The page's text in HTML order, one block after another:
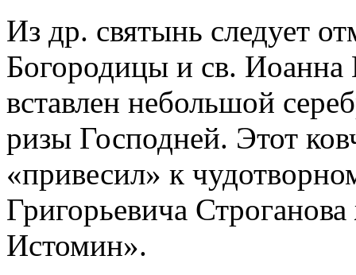
Из др. святынь следует
Богородицы и св.
вставлен небольшой
ризы Господней. Этот
«привесил» к
Григорьевича
Истомин».